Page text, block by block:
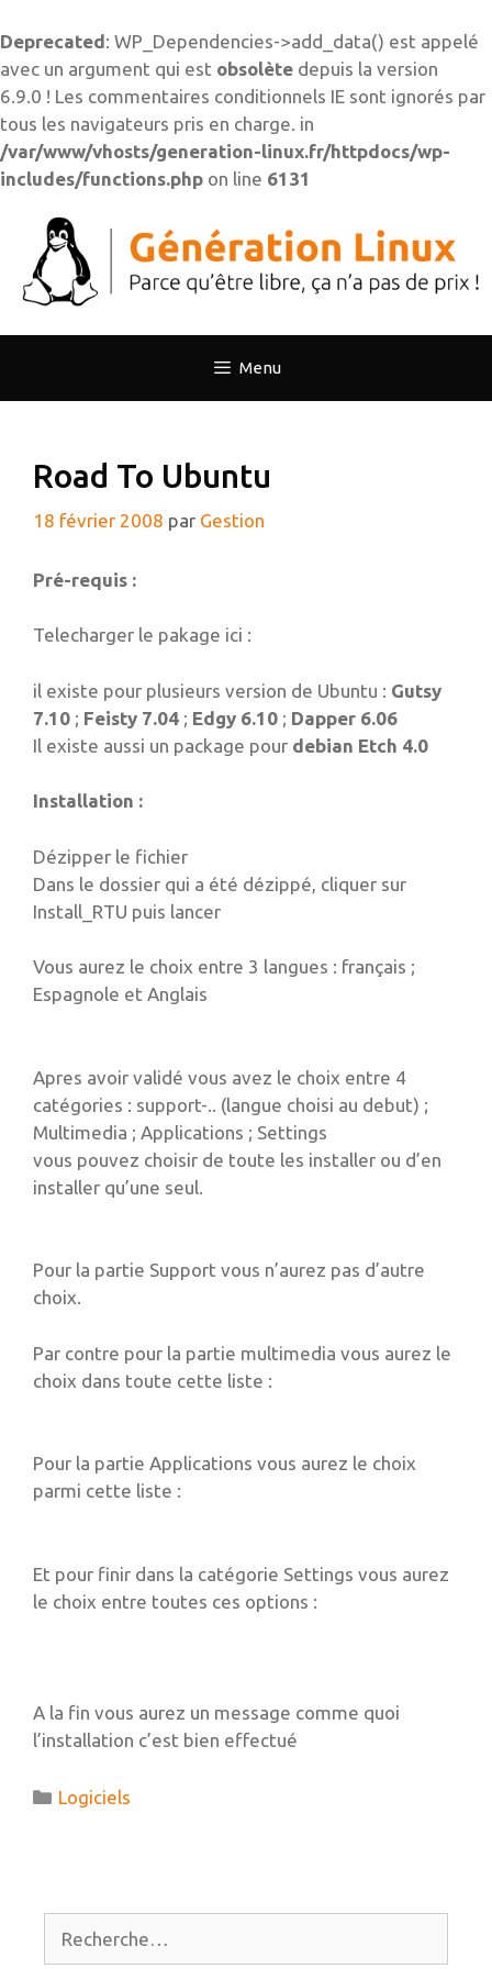
Deprecated: WP_Dependencies->add_data() est appelé
avec un argument qui est obsolète depuis la version
6.9.0 ! Les commentaires conditionnels IE sont ignorés par
tous les navigateurs pris en charge. in
/var/www/vhosts/generation-linux.fr/httpdocs/wp-
includes/functions.php on line 6131
contenu
Menu
Road To Ubuntu
18 février 2008 par Gestion
Pré-requis :
Telecharger le pakage ici :
il existe pour plusieurs version de Ubuntu : Gutsy
7.10 ; Feisty 7.04 ; Edgy 6.10 ; Dapper 6.06
Il existe aussi un package pour debian Etch 4.0
Installation :
Dézipper le fichier
Dans le dossier qui a été dézippé, cliquer sur
Install_RTU puis lancer
Vous aurez le choix entre 3 langues : français ;
Espagnole et Anglais
Apres avoir validé vous avez le choix entre 4
catégories : support-.. (langue choisi au debut) ;
Multimedia ; Applications ; Settings
vous pouvez choisir de toute les installer ou d’en
installer qu’une seul.
Pour la partie Support vous n’aurez pas d’autre
choix.
Par contre pour la partie multimedia vous aurez le
choix dans toute cette liste :
Pour la partie Applications vous aurez le choix
parmi cette liste :
Et pour finir dans la catégorie Settings vous aurez
le choix entre toutes ces options :
A la fin vous aurez un message comme quoi
l’installation c’est bien effectué
Catégories
Logiciels